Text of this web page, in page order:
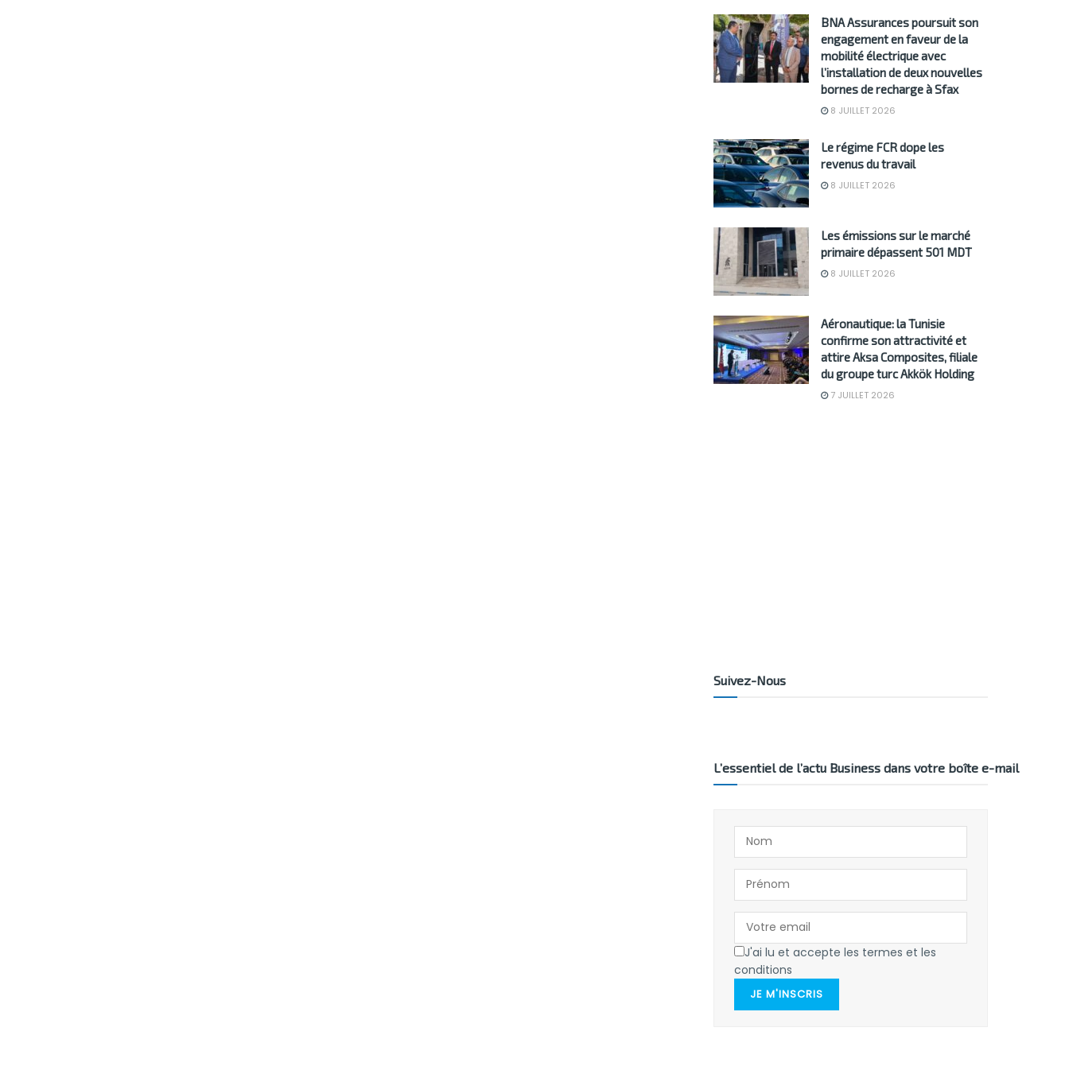
BNA Assurances poursuit son
engagement en faveur de la
mobilité électrique avec
l’installation de deux nouvelles
bornes de recharge à Sfax
8 JUILLET 2026
Le régime FCR dope les
revenus du travail
8 JUILLET 2026
Les émissions sur le marché
primaire dépassent 501 MDT
8 JUILLET 2026
Aéronautique: la Tunisie
confirme son attractivité et
attire Aksa Composites, filiale
du groupe turc Akkök Holding
7 JUILLET 2026
Suivez-Nous
L’essentiel de l’actu Business dans votre boîte e-mail
J'ai lu et accepte les termes et les
conditions
JE M'INSCRIS